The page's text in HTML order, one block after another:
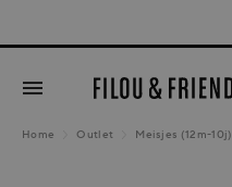
Home Outlet Meisjes (12m-10j)